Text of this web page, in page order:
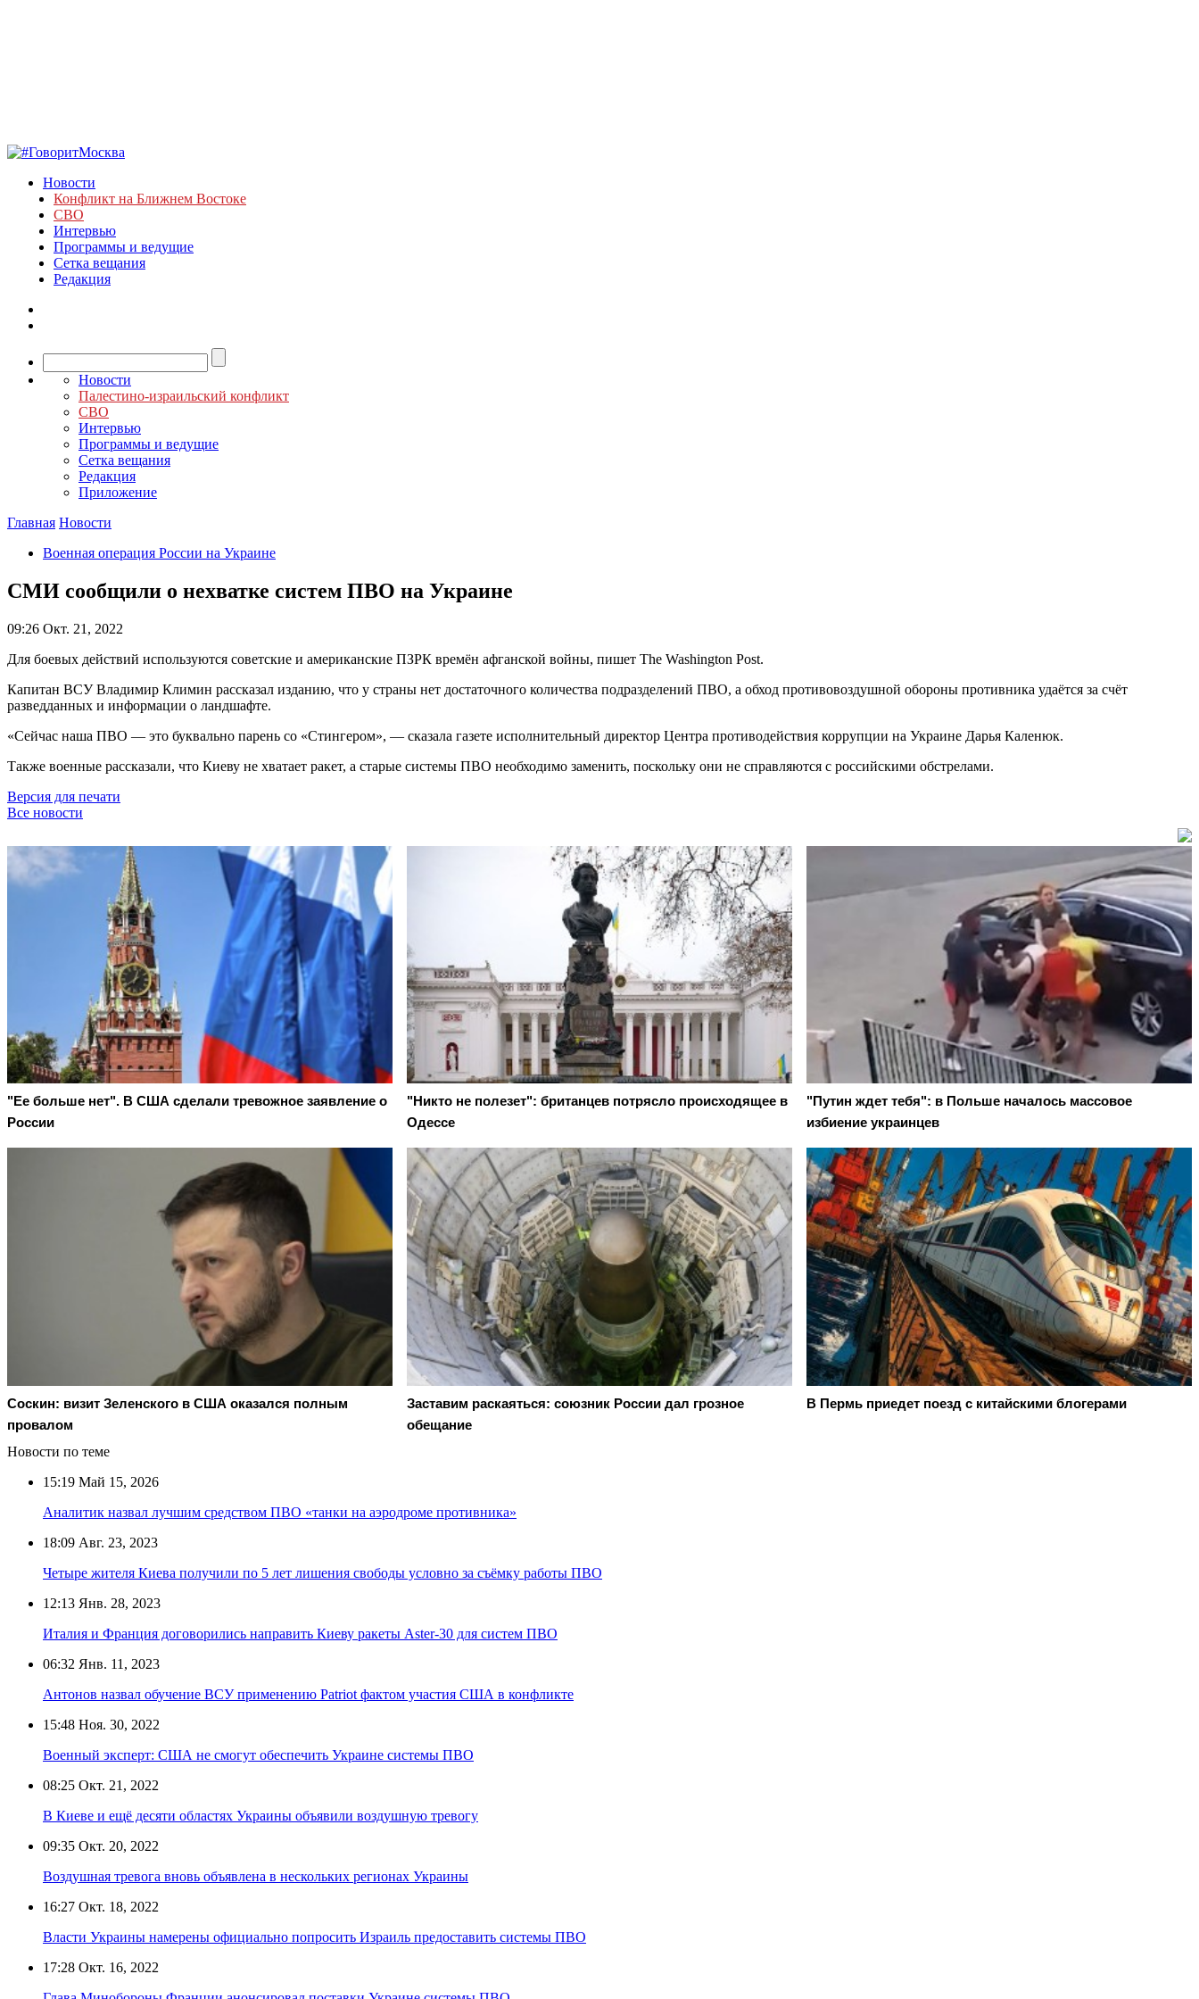
Новости
Конфликт на Ближнем Востоке
СВО
Интервью
Программы и ведущие
Сетка вещания
Редакция
Новости
Палестино-израильский конфликт
СВО
Интервью
Программы и ведущие
Сетка вещания
Редакция
Приложение
Главная Новости
Военная операция России на Украине
СМИ сообщили о нехватке систем ПВО на Украине
09:26 Окт. 21, 2022
Для боевых действий используются советские и американские ПЗРК времён афганской войны, пишет The Washington Post.
Капитан ВСУ Владимир Климин рассказал изданию, что у страны нет достаточного количества подразделений ПВО, а обход противовоздушной обороны противника удаётся за счёт
разведданных и информации о ландшафте.
«Сейчас наша ПВО — это буквально парень со «Стингером», — сказала газете исполнительный директор Центра противодействия коррупции на Украине Дарья Каленюк.
Также военные рассказали, что Киеву не хватает ракет, а старые системы ПВО необходимо заменить, поскольку они не справляются с российскими обстрелами.
Версия для печати
Все новости
"Ее больше нет". В США сделали тревожное заявление о
России
"Никто не полезет": британцев потрясло происходящее в
Одессе
"Путин ждет тебя": в Польше началось массовое
избиение украинцев
Соскин: визит Зеленского в США оказался полным
провалом
Заставим раскаяться: союзник России дал грозное
обещание
В Пермь приедет поезд с китайскими блогерами
Новости по теме
15:19 Май 15, 2026
Аналитик назвал лучшим средством ПВО «танки на аэродроме противника»
18:09 Авг. 23, 2023
Четыре жителя Киева получили по 5 лет лишения свободы условно за съёмку работы ПВО
12:13 Янв. 28, 2023
Италия и Франция договорились направить Киеву ракеты Aster-30 для систем ПВО
06:32 Янв. 11, 2023
Антонов назвал обучение ВСУ применению Patriot фактом участия США в конфликте
15:48 Ноя. 30, 2022
Военный эксперт: США не смогут обеспечить Украине системы ПВО
08:25 Окт. 21, 2022
В Киеве и ещё десяти областях Украины объявили воздушную тревогу
09:35 Окт. 20, 2022
Воздушная тревога вновь объявлена в нескольких регионах Украины
16:27 Окт. 18, 2022
Власти Украины намерены официально попросить Израиль предоставить системы ПВО
17:28 Окт. 16, 2022